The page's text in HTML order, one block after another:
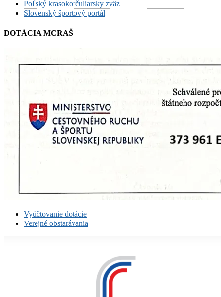
Poľský krasokorčuliarsky zväz
Slovenský športový portál
DOTÁCIA MCRAŠ
Vyúčtovanie dotácie
Verejné obstarávania